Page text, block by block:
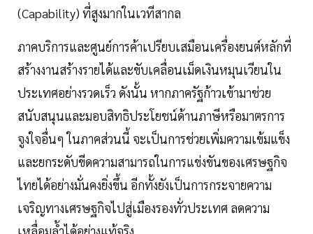
(Capability) ที่สูงมากในเวทีสากล
ภาคบริการและศูนย์การค้าเปรียบเสมือนเครื่องยนต์หลักที่
สร้างงานสร้างรายได้และขับเคลื่อนเม็ดเงินหมุนเวียนใน
ประเทศอย่างรวดเร็ว ดังนั้น หากภาครัฐก้าวเข้ามาช่วย
สนับสนุนและมอบสิทธิประโยชน์ด้านภาษีหรือมาตรการ
จูงใจอื่นๆ ในภาคส่วนนี้ จะเป็นการช่วยเพิ่มความเข้มแข็ง
และยกระดับขีดความสามารถในการแข่งขันของเศรษฐกิจ
ไทยได้อย่างมั่นคงยิ่งขึ้น อีกทั้งยังเป็นการกระจายความ
เจริญทางเศรษฐกิจไปสู่เมืองรองทั่วประเทศ ลดความ
เหลื่อมล้ำได้อย่างแท้จริง